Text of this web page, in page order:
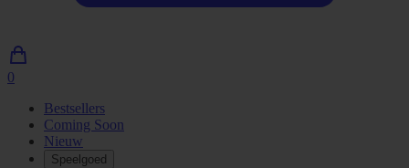
0
winkelwagen
Bestsellers
Coming Soon
Nieuw
Speelgoed